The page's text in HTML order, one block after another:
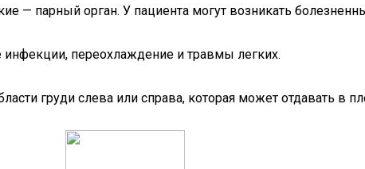
— парный орган. У пациента могут возникать
переохлаждение и травмы легких.
груди слева или справа, которая может отдавать в